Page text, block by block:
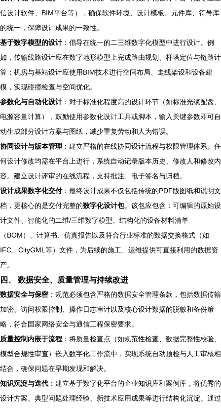
信设计软件、BIM平台等），确保软件环境、设计模板、元件库、符号库
的统一，保障设计成果的一致性。
基于数字模型的设计 ：倡导在统一的二三维数字化模型中进行设计。例
如，传输线路设计应在数字地形模型上完成路由规划、杆塔定位与链路计
算；机房与基站设计应使用BIM技术进行空间布局、走线架设和设备建
模，实现碰撞检查与空间优化。
参数化与自动化设计 ：对于标准化程度高的设计环节（如标准光缆配盘、
电源容量计算），鼓励使用参数化设计工具或脚本，输入关键参数即可自
动生成部分设计方案与图纸，减少重复劳动和人为错误。
协同设计与版本管理 ：建立严格的在线协同设计流程与权限管理体系。任
何设计修改均需在平台上进行，系统自动记录版本历史、修改人和修改内
容。建立设计评审的在线流程，支持批注、电子签名与归档。
设计成果数字化交付：最终设计成果不仅包括传统的PDF版图纸和说明文
档，更核心的是交付完整的数字化设计包。该包应包含：可编辑的原始设
计文件、智能化的二维/三维数字模型、结构化的设备材料清单
（BOM）、计算书、仿真报告以及符合行业标准的数据交换格式（如
IFC、CityGML等）文件，为后续的施工、运维提供可直接利用的数据资
产。
四、 数据安全、质量管理与持续改进
数据安全与保密：规范必须包含严格的数据安全管理条款，包括数据传输
加密、访问权限控制、操作日志审计以及核心设计数据的脱敏和备份策
略，符合国家网络安全与通信工程保密要求。
质量控制内嵌于流程 ：将质量检查点（如规范性检查、数据完整性校验、
模型合规性审查）嵌入数字化工作流中，实现系统自动预检与人工审核相
结合，确保问题在早期发现和解决。
知识沉淀与迭代 ：建立基于数字化平台的企业知识库和案例库，将优秀的
设计方案、典型问题处理经验、新技术应用成果等进行结构化沉淀。通过